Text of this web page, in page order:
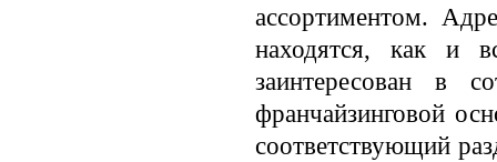
ассортиментом.
находятся, как и
заинтересован в
франчайзинговой
соответствующий